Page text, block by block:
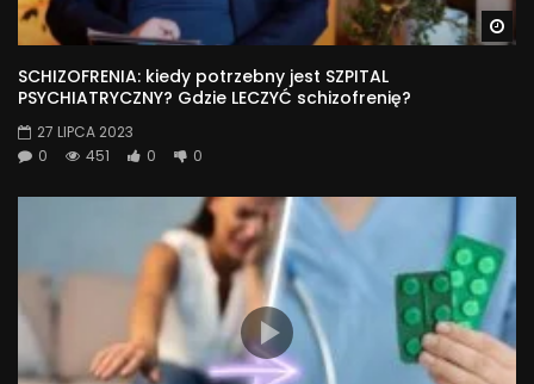
SCHIZOFRENIA: kiedy potrzebny jest SZPITAL
PSYCHIATRYCZNY? Gdzie LECZYĆ schizofrenię?
27 LIPCA 2023
0
451 0 0